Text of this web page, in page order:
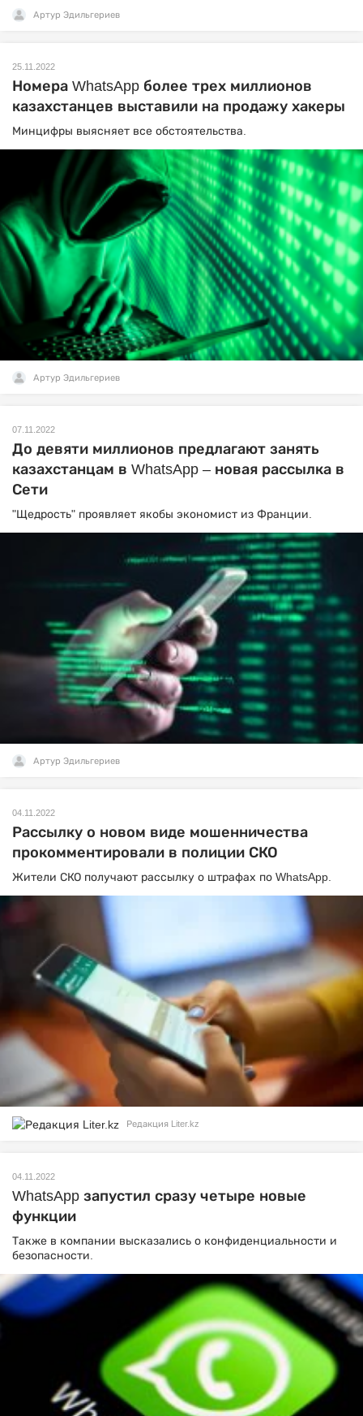
Артур Эдильгериев
25.11.2022
Номера WhatsApp более трех миллионов
казахстанцев выставили на продажу хакеры
Минцифры выясняет все обстоятельства.
Артур Эдильгериев
07.11.2022
До девяти миллионов предлагают занять
казахстанцам в WhatsApp – новая рассылка в
Сети
"Щедрость" проявляет якобы экономист из Франции.
Артур Эдильгериев
04.11.2022
Рассылку о новом виде мошенничества
прокомментировали в полиции СКО
Жители СКО получают рассылку о штрафах по WhatsApp.
Редакция Liter.kz
04.11.2022
WhatsApp запустил сразу четыре новые
функции
Также в компании высказались о конфиденциальности и
безопасности.